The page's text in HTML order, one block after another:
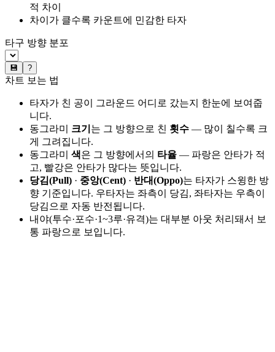
적 차이
차이가 클수록 카운트에 민감한 타자
타구 방향 분포
💾 ?
차트 보는 법
타자가 친 공이 그라운드 어디로 갔는지 한눈에 보여줍
니다.
동그라미 크기 는 그 방향으로 친 횟수 — 많이 칠수록 크
게 그려집니다.
동그라미 색은 그 방향에서의 타율 — 파랑은 안타가 적
고, 빨강은 안타가 많다는 뜻입니다.
당김(Pull) · 중앙(Cent) · 반대(Oppo)는 타자가 스윙한 방
향 기준입니다. 우타자는 좌측이 당김, 좌타자는 우측이
당김으로 자동 반전됩니다.
내야(투수·포수·1~3루·유격)는 대부분 아웃 처리돼서 보
통 파랑으로 보입니다.